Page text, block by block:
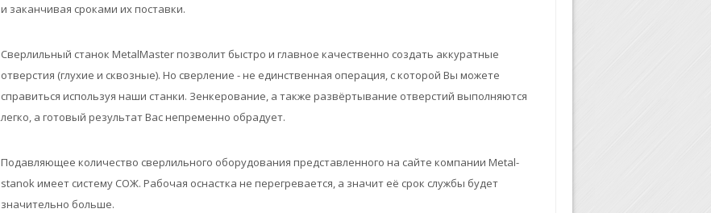
и заканчивая сроками их поставки.
Сверлильный станок MetalMaster позволит быстро и главное качественно создать аккуратные
отверстия (глухие и сквозные). Но сверление - не единственная операция, с которой Вы можете
справиться используя наши станки. Зенкерование, а также развёртывание отверстий выполняются
легко, а готовый результат Вас непременно обрадует.
Подавляющее количество сверлильного оборудования представленного на сайте компании Metal-
stanok имеет систему СОЖ. Рабочая оснастка не перегревается, а значит её срок службы будет
значительно больше.